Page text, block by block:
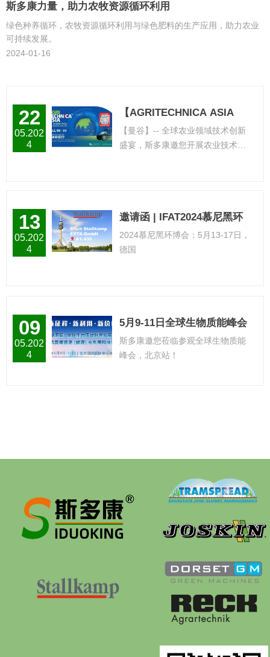
斯多康力量，助力农牧资源循环利用
绿色种养循环，农牧资源循环利用与绿色肥料的生产应用，助力农业
可持续发展。
2024-01-16
邀请函 | IFAT2024慕尼黑环
博会
2024慕尼黑环博会：5月13-17日，
德国
13
05.202
4
5月9-11日全球生物质能峰会
北京站，斯多康与您不见不
散
斯多康邀您莅临参观全球生物质能
峰会，北京站！
09
05.202
4
【AGRITECHNICA ASIA
2024】--斯多康与您相约曼谷
【曼谷】-- 全球农业领域技术创新
盛宴，斯多康邀您开展农业技术交
22
05.202
4